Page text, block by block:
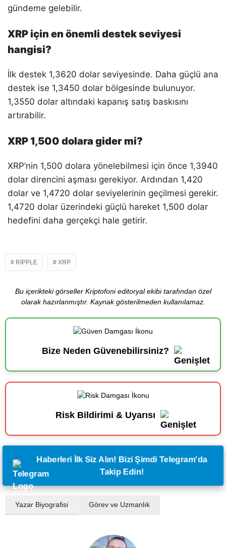
gündeme gelebilir.
XRP için en önemli destek seviyesi
hangisi?
İlk destek 1,3620 dolar seviyesinde. Daha güçlü ana
destek ise 1,3450 dolar bölgesinde bulunuyor.
1,3550 dolar altındaki kapanış satış baskısını
artırabilir.
XRP 1,500 dolara gider mi?
XRP’nin 1,500 dolara yönelebilmesi için önce 1,3940
dolar direncini aşması gerekiyor. Ardından 1,420
dolar ve 1,4720 dolar seviyelerinin geçilmesi gerekir.
1,4720 dolar üzerindeki güçlü hareket 1,500 dolar
hedefini daha gerçekçi hale getirir.
RIPPLE XRP
Bu içerikteki görseller Kriptofoni editoryal ekibi tarafından özel
olarak hazırlanmıştır. Kaynak gösterilmeden kullanılamaz.
Bize Neden Güvenebilirsiniz?
Risk Bildirimi & Uyarısı
Haberleri İlk Siz Alın! Bizi Şimdi Telegram'da
Takip Edin!
Yazar Biyografisi Görev ve Uzmanlık